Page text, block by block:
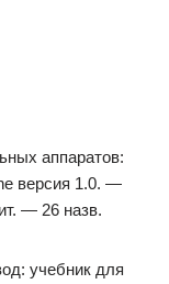
аппаратов:
версия 1.0. —
— 26 назв.
учебник для